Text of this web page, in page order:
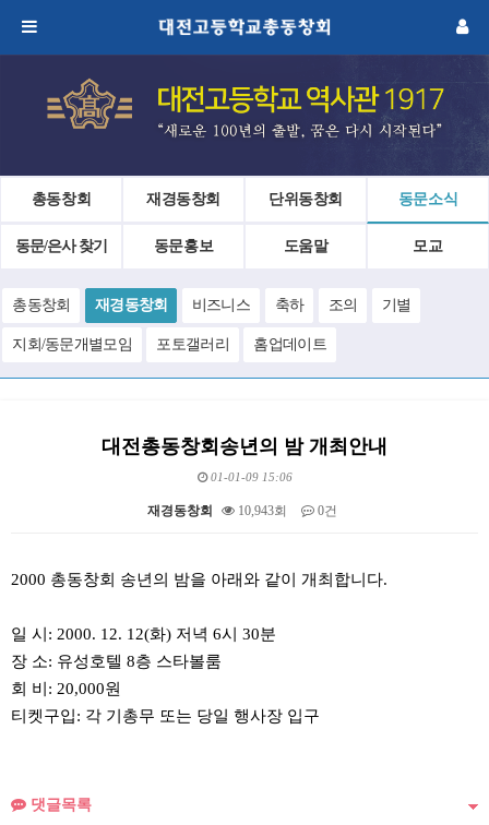
총동창회 재경동창회 단위동창회 동문소식
동문/은사 찾기 동문홍보 도움말 모교
총동창회 재경동창회 비즈니스 축하 조의 기별
지회/동문개별모임 포토갤러리 홈업데이트
대전총동창회송년의 밤 개최안내
01-01-09 15:06
재경동창회 10,943회 0건
2000 총동창회 송년의 밤을 아래와 같이 개최합니다.
일 시: 2000. 12. 12(화) 저녁 6시 30분
장 소: 유성호텔 8층 스타볼룸
회 비: 20,000원
티켓구입: 각 기총무 또는 당일 행사장 입구
댓글목록